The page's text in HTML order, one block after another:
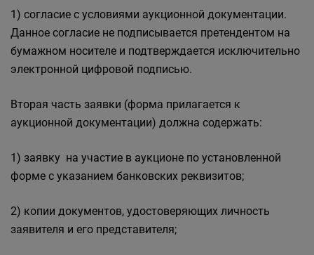
1) согласие c условиями аукционной документации.
Данное согласие не подписывается претендентом на
бумажном носителе и подтверждается исключительно
электронной цифровой подписью.
Вторая часть заявки (форма прилагается к
аукционной документации) должна содержать:
1) заявку на участие в аукционе по установленной
форме с указанием банковских реквизитов;
2) копии документов, удостоверяющих личность
заявителя и его представителя;